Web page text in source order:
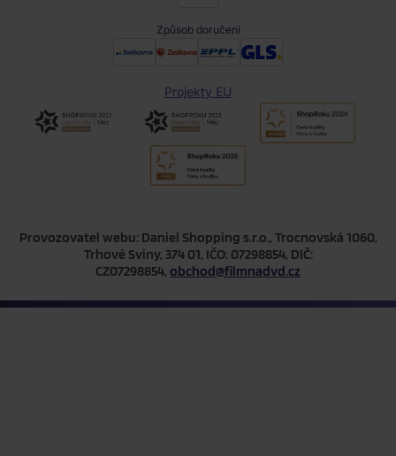
Způsob doručení
Projekty EU
Provozovatel webu: Daniel Shopping s.r.o., Trocnovská 1060,
Trhové Sviny, 374 01, IČO: 07298854, DIČ:
CZ07298854, obchod@filmnadvd.cz